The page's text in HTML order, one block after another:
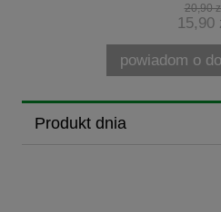
20,90
15,90
powiadom o
Produkt dnia